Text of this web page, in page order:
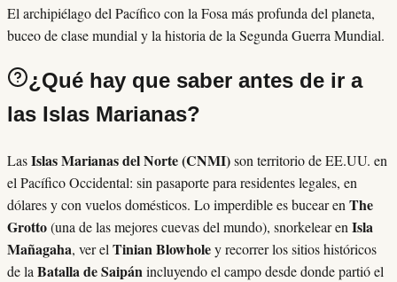
El archipiélago del Pacífico con la Fosa más profunda del planeta,
buceo de clase mundial y la historia de la Segunda Guerra Mundial.
¿Qué hay que saber antes de ir a
las Islas Marianas?
LasIslas Marianas del Norte (CNMI)son territorio de EE.UU. en
el Pacífico Occidental: sin pasaporte para residentes legales, en
dólares y con vuelos domésticos. Lo imperdible es bucear en The
Grotto(una de las mejores cuevas del mundo), snorkelear en Isla
Mañagaha, ver el Tinian Blowholey recorrer los sitios históricos
de la Batalla de Saipán incluyendo el campo desde donde partió el